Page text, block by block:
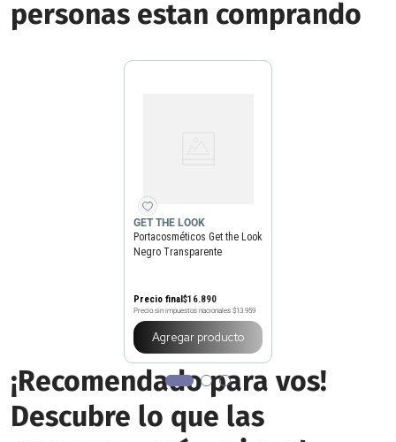
personas estan comprando
GET THE LOOK
Portacosméticos Get the Look
Negro Transparente
Precio final$16.890
Precio sin impuestos nacionales $13.959
Agregar producto
¡Recomendado para vos!
Descubre lo que las